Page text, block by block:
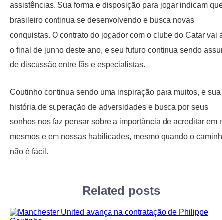
assistências. Sua forma e disposição para jogar indicam
brasileiro continua se desenvolvendo e busca novas
conquistas. O contrato do jogador com o clube do Catar vai
o final de junho deste ano, e seu futuro continua sendo
de discussão entre fãs e especialistas.
Coutinho continua sendo uma inspiração para muitos, e sua
história de superação de adversidades e busca por seus
sonhos nos faz pensar sobre a importância de acreditar em
mesmos e em nossas habilidades, mesmo quando o
não é fácil.
Related posts